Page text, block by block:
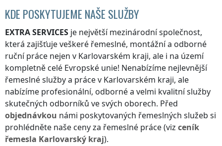
KDE POSKYTUJEME NAŠE SLUŽBY
EXTRA SERVICES je největší mezinárodní společnost,
která zajišťuje veškeré řemeslné, montážní a odborné
ruční práce nejen v Karlovarském kraji, ale i na území
kompletně celé Evropské unie! Nenabízíme nejlevnější
řemeslné služby a prácev Karlovarském kraji, ale
nabízíme profesionální, odborné a velmi kvalitní služby
skutečných odborníků ve svých oborech. Před
objednávkou námi poskytovaných řemeslných služeb si
prohlédněte naše ceny za řemeslné práce (viz ceník
řemesla Karlovarský kraj).